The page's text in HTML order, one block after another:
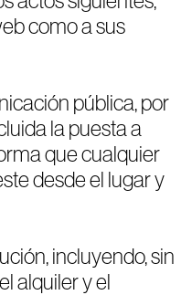
4 5
como a sus
pública, por
la puesta a
que cualquier
desde el lugar y
incluyendo, sin
alquiler y el